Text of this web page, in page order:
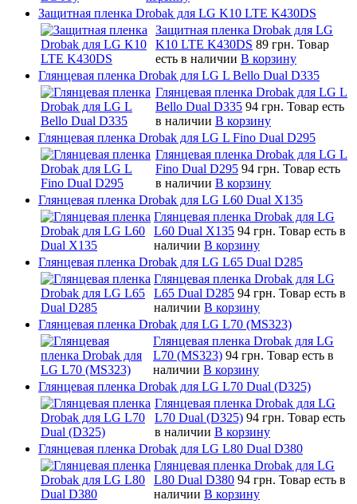
Защитная пленка Drobak для LG K10 LTE K430DS
Защитная пленка Drobak для LG
K10 LTE K430DS 89 грн. Товар
есть в наличии В корзину
Глянцевая пленка Drobak для LG L Bello Dual D335
Глянцевая пленка Drobak для LG L
Bello Dual D335 94 грн. Товар есть
в наличии В корзину
Глянцевая пленка Drobak для LG L Fino Dual D295
Глянцевая пленка Drobak для LG L
Fino Dual D295 94 грн. Товар есть
в наличии В корзину
Глянцевая пленка Drobak для LG L60 Dual X135
Глянцевая пленка Drobak для LG
L60 Dual X135 94 грн. Товар есть в
наличии В корзину
Глянцевая пленка Drobak для LG L65 Dual D285
Глянцевая пленка Drobak для LG
L65 Dual D285 94 грн. Товар есть в
наличии В корзину
Глянцевая пленка Drobak для LG L70 (MS323)
Глянцевая пленка Drobak для LG
L70 (MS323) 94 грн. Товар есть в
наличии В корзину
Глянцевая пленка Drobak для LG L70 Dual (D325)
Глянцевая пленка Drobak для LG
L70 Dual (D325) 94 грн. Товар есть
в наличии В корзину
Глянцевая пленка Drobak для LG L80 Dual D380
Глянцевая пленка Drobak для LG
L80 Dual D380 94 грн. Товар есть в
наличии В корзину